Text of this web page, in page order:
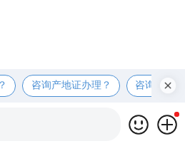
咨询产地证办理？ 咨询商检